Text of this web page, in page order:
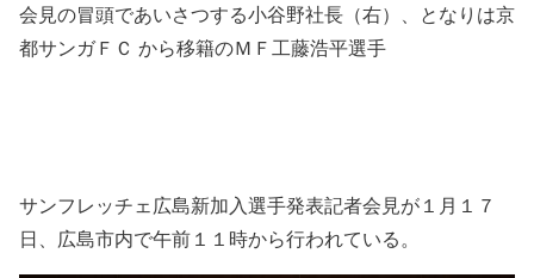
会見の冒頭であいさつする小谷野社長（右）、となりは京
都サンガＦＣ から移籍のＭＦ工藤浩平選手
サンフレッチェ広島新加入選手発表記者会見が１月１７
日、広島市内で午前１１時から行われている。